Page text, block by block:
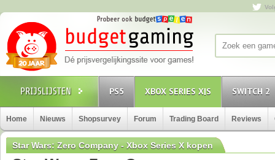
PS5 XBOX SERIES X|S SWITCH 2
Home Nieuws Shopsurvey Forum Trading Board Reviews
Star Wars: Zero Company - Xbox Series X kopen